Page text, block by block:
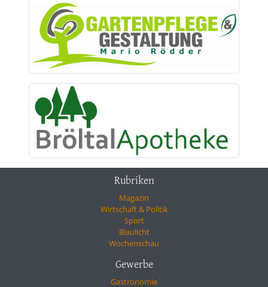
Rubriken
Magazin
Wirtschaft & Politik
Sport
Blaulicht
Wochenschau
Gewerbe
Gastronomie